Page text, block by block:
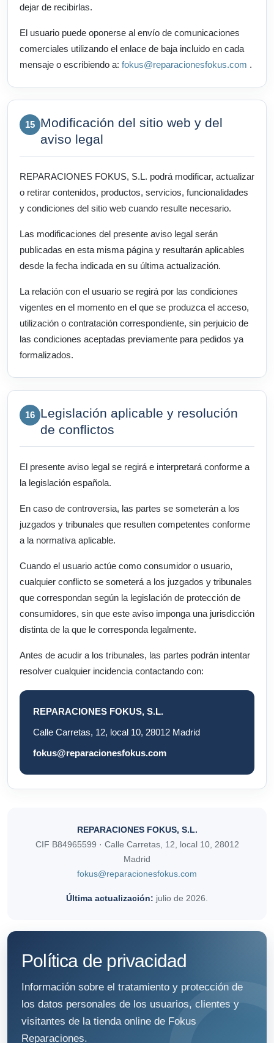
dejar de recibirlas.
El usuario puede oponerse al envío de comunicaciones
comerciales utilizando el enlace de baja incluido en cada
mensaje o escribiendo a: fokus@reparacionesfokus.com .
15 Modificación del sitio web y del
aviso legal
REPARACIONES FOKUS, S.L. podrá modificar, actualizar
o retirar contenidos, productos, servicios, funcionalidades
y condiciones del sitio web cuando resulte necesario.
Las modificaciones del presente aviso legal serán
publicadas en esta misma página y resultarán aplicables
desde la fecha indicada en su última actualización.
La relación con el usuario se regirá por las condiciones
vigentes en el momento en el que se produzca el acceso,
utilización o contratación correspondiente, sin perjuicio de
las condiciones aceptadas previamente para pedidos ya
formalizados.
16 Legislación aplicable y resolución
de conflictos
El presente aviso legal se regirá e interpretará conforme a
la legislación española.
En caso de controversia, las partes se someterán a los
juzgados y tribunales que resulten competentes conforme
a la normativa aplicable.
Cuando el usuario actúe como consumidor o usuario,
cualquier conflicto se someterá a los juzgados y tribunales
que correspondan según la legislación de protección de
consumidores, sin que este aviso imponga una jurisdicción
distinta de la que le corresponda legalmente.
Antes de acudir a los tribunales, las partes podrán intentar
resolver cualquier incidencia contactando con:
REPARACIONES FOKUS, S.L.
Calle Carretas, 12, local 10, 28012 Madrid
fokus@reparacionesfokus.com
REPARACIONES FOKUS, S.L.
CIF B84965599 · Calle Carretas, 12, local 10, 28012
Madrid
fokus@reparacionesfokus.com
Última actualización: julio de 2026.
Política de privacidad
Información sobre el tratamiento y protección de
los datos personales de los usuarios, clientes y
visitantes de la tienda online de Fokus
Reparaciones.